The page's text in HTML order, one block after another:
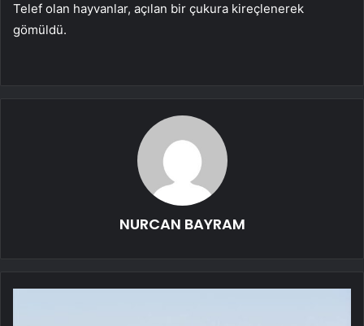
Telef olan hayvanlar, açılan bir çukura kireçlenerek
gömüldü.
NURCAN BAYRAM